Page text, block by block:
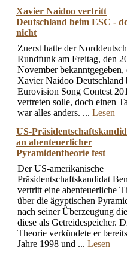
Xavier Naidoo vertritt
Deutschland beim ESC -
nicht
Zuerst hatte der
Rundfunk am Freitag, den
November bekanntgegeben,
Xavier Naidoo Deutschland
Eurovision Song Contest
vertreten solle, doch einen
war alles anders. ... Lesen
US-
an abenteuerlicher
Pyramidentheorie fest
Der US-amerikanische
Präsidentschaftskandidat
vertritt eine abenteuerliche
über die ägyptischen
nach seiner Überzeugung
diese als Getreidespeicher.
Theorie verkündete er
Jahre 1998 und ... Lesen